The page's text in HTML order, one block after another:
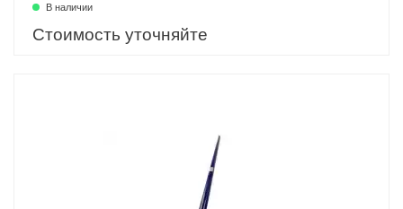
В наличии
Стоимость уточняйте